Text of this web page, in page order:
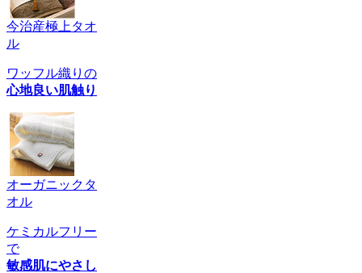
今治産極上タオ
ル
ワッフル織りの
心地良い肌触り
オーガニックタ
オル
ケミカルフリー
で
敏感肌にやさし